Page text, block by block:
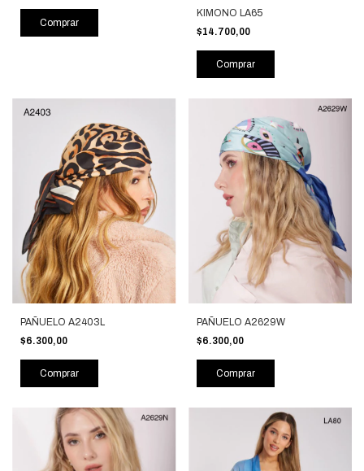
Comprar
KIMONO LA65
$14.700,00
Comprar
PAÑUELO A2403L
$6.300,00
Comprar
PAÑUELO A2629W
$6.300,00
Comprar